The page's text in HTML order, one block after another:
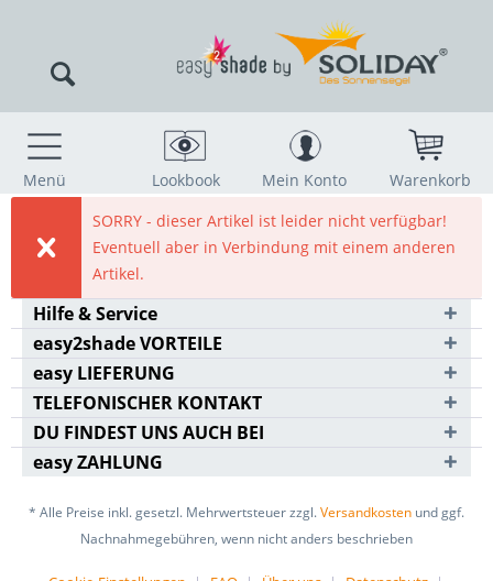
Menü Lookbook Mein Konto
Warenkorb
SORRY - dieser Artikel ist leider nicht verfügbar!
Eventuell aber in Verbindung mit einem anderen
Artikel.
Hilfe & Service
easy2shade VORTEILE
easy LIEFERUNG
TELEFONISCHER KONTAKT
DU FINDEST UNS AUCH BEI
easy ZAHLUNG
* Alle Preise inkl. gesetzl. Mehrwertsteuer zzgl.Versandkosten und ggf.
Nachnahmegebühren, wenn nicht anders beschrieben